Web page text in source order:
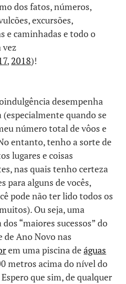
dos fatos, números,
excursões,
e caminhadas e todo o
vez
, 2018)!
desempenha
quando se
número total de vôos e
entanto, tenho a sorte de
lugares e coisas
nas quais tenho certeza
para alguns de vocês,
pode não ter lido todos os
Ou seja, uma
“maiores sucessos” do
Ano Novo nas
em uma piscina deáguas
metros acima do nível do
que sim, de qualquer